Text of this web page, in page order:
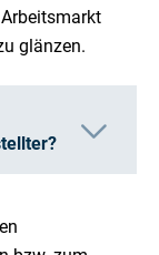
glänzen.